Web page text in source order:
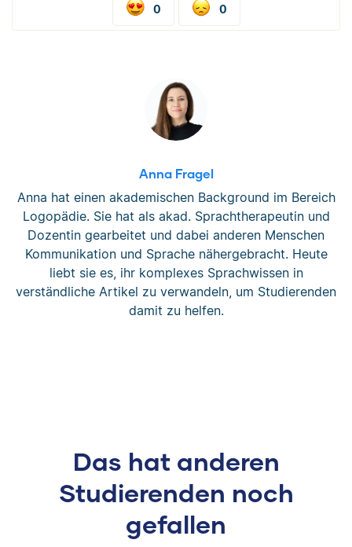
0 0
Anna Fragel
Anna hat einen akademischen Background im Bereich
Logopädie. Sie hat als akad. Sprachtherapeutin und
Dozentin gearbeitet und dabei anderen Menschen
Kommunikation und Sprache nähergebracht. Heute
liebt sie es, ihr komplexes Sprachwissen in
verständliche Artikel zu verwandeln, um Studierenden
damit zu helfen.
Das hat anderen
Studierenden noch
gefallen